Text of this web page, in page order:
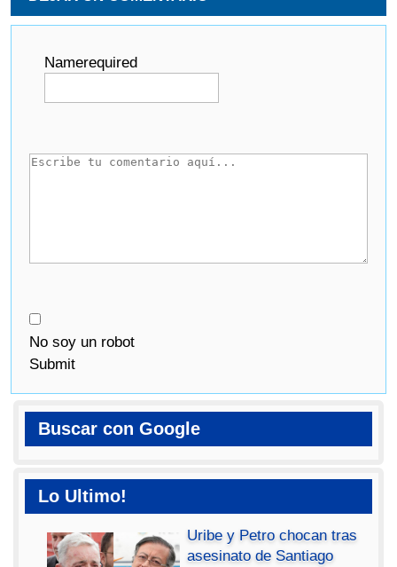
Namerequired
No soy un robot
Submit
Buscar con Google
Lo Ultimo!
Uribe y Petro chocan tras
asesinato de Santiago